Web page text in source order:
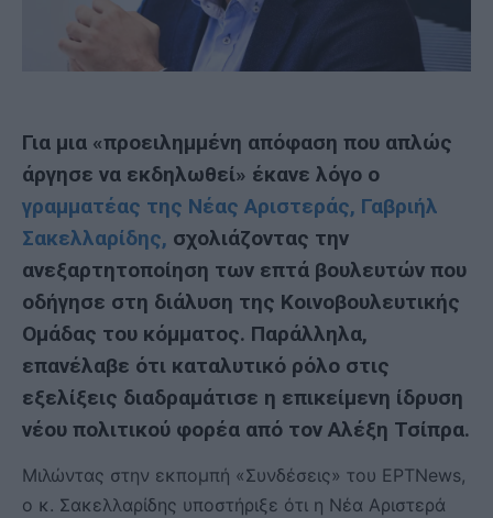
Για μια «προειλημμένη απόφαση που απλώς
άργησε να εκδηλωθεί» έκανε λόγο ο
γραμματέας της Νέας Αριστεράς, Γαβριήλ
Σακελλαρίδης, σχολιάζοντας την
ανεξαρτητοποίηση των επτά βουλευτών που
οδήγησε στη διάλυση της Κοινοβουλευτικής
Ομάδας του κόμματος. Παράλληλα,
επανέλαβε ότι καταλυτικό ρόλο στις
εξελίξεις διαδραμάτισε η επικείμενη ίδρυση
νέου πολιτικού φορέα από τον Αλέξη Τσίπρα.
Μιλώντας στην εκπομπή «Συνδέσεις» του ΕΡΤNews,
ο κ. Σακελλαρίδης υποστήριξε ότι η Νέα Αριστερά